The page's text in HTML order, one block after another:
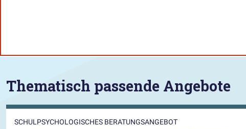
Thematisch passende Angebote
SCHULPSYCHOLOGISCHES BERATUNGSANGEBOT